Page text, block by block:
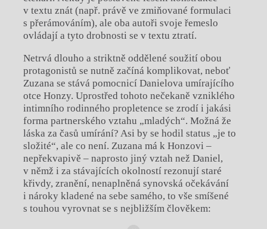
v textu znát (např. právě ve zmiňované formulaci
s přerámováním), ale oba autoři svoje řemeslo
ovládají a tyto drobnosti se v textu ztratí.
Netrvá dlouho a striktně oddělené soužití obou
protagonistů se nutně začíná komplikovat, neboť
Zuzana se stává pomocnicí Danielova umírajícího
otce Honzy. Uprostřed tohoto nečekaně vzniklého
intimního rodinného propletence se zrodí i jakási
forma partnerského vztahu „mladých“. Možná že
láska za časů umírání? Asi by se hodil status „je to
složité“, ale co není. Zuzana má k Honzovi –
nepřekvapivě – naprosto jiný vztah než Daniel,
v němž i za stávajících okolností rezonují staré
křivdy, zranění, nenaplněná synovská očekávání
i nároky kladené na sebe samého, to vše smíšené
s touhou vyrovnat se s nejbližším člověkem: